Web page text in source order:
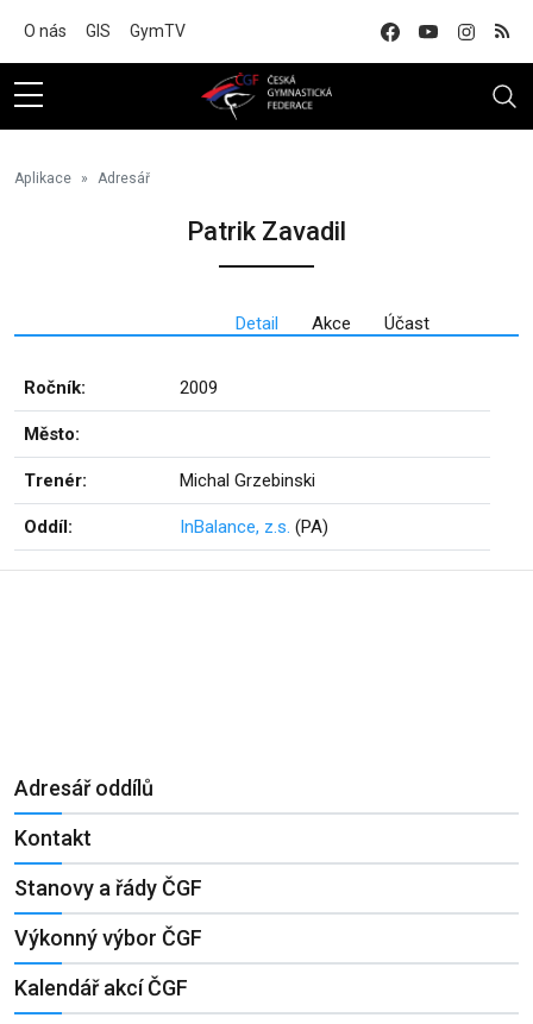
O nás GIS GymTV
Aplikace Adresář
Patrik Zavadil
Detail Akce Účast
Ročník: 2009
Město:
Trenér: Michal Grzebinski
Oddíl: InBalance, z.s. (PA)
Adresář oddílů
Kontakt
Stanovy a řády ČGF
Výkonný výbor ČGF
Kalendář akcí ČGF